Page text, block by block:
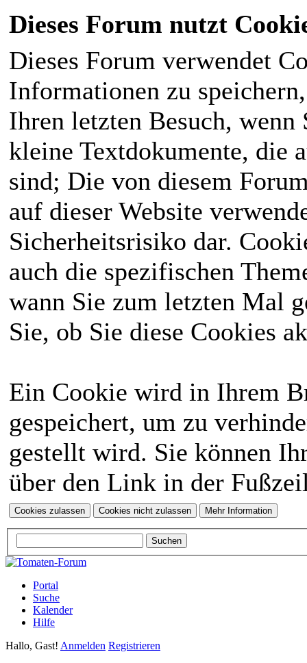
Dieses Forum nutzt
Dieses Forum verwendet
Informationen zu
Ihren letzten Besuch,
kleine Textdokumente, die
sind; Die von diesem
auf dieser Website
Sicherheitsrisiko dar.
auch die spezifischen
wann Sie zum letzten Mal
Sie, ob Sie diese Cookies
Ein Cookie wird in Ihrem
gespeichert, um zu
gestellt wird. Sie können
über den Link in der
Portal
Suche
Kalender
Hilfe
Hallo, Gast! Anmelden Registrieren